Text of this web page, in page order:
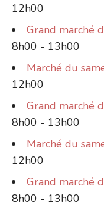
12h00
Grand marché
8h00 - 13h00
Marché du
12h00
Grand marché
8h00 - 13h00
Marché du
12h00
Grand marché
8h00 - 13h00